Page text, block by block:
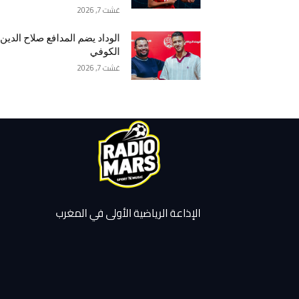
غشت 7, 2026
الوداد يضم المدافع صلاح الدين
الكوفي
غشت 7, 2026
الإذاعة الرياضية الأولى في المغرب